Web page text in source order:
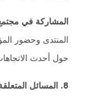
المشاركة في
المنتدى وحضور
حول أحدث
8. المسائل المتعلقة بالأخلاق: